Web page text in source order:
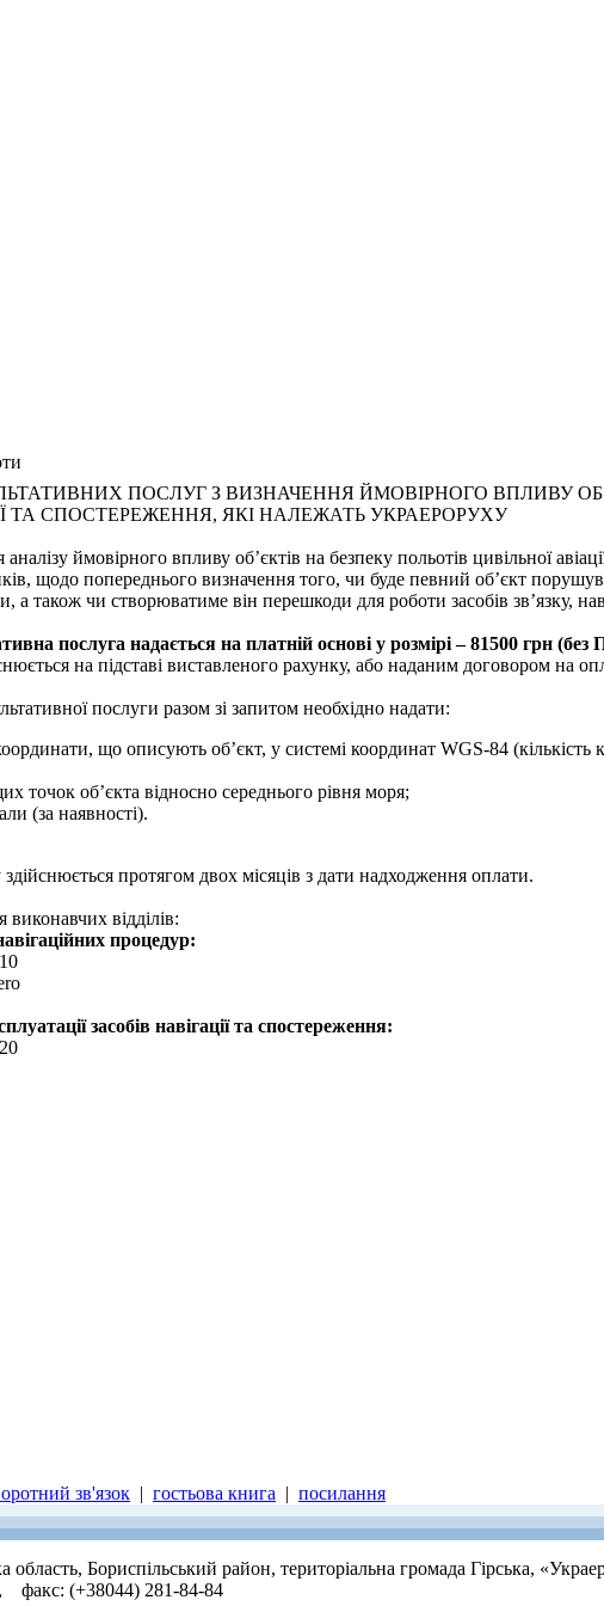
ПОСЛУГ З ВИЗНАЧЕННЯ ЙМОВІРНОГО ВПЛИВУ
ТА СПОСТЕРЕЖЕННЯ, ЯКІ НАЛЕЖАТЬ УКРАЕРОРУХУ
ймовірного впливу об’єктів на безпеку польотів цивільної
щодо попереднього визначення того, чи буде певний об’єкт
а також чи створюватиме він перешкоди для роботи засобів зв’язку,
послуга надається на платній основі у розмірі – 81500 грн
на підставі виставленого рахунку, або наданим договором на
послуги разом зі запитом необхідно надати:
що описують об’єкт, у системі координат WGS-84
точок об’єкта відносно середнього рівня моря;
(за наявності).
протягом двох місяців з дати надходження оплати.
відділів:
процедур:
засобів навігації та спостереження:
зв'язок | гостьова книга | посилання
область, Бориспільський район, територіальна громада Гірська,
факс: (+38044) 281-84-84